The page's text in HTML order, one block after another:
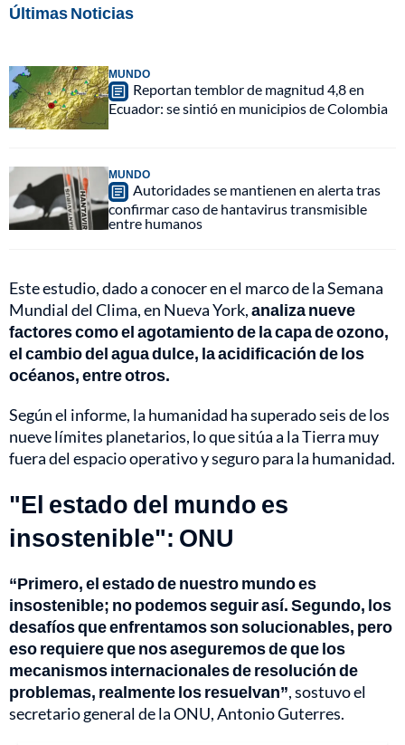
Últimas Noticias
MUNDO
Reportan temblor de magnitud 4,8 en
Ecuador: se sintió en municipios de Colombia
MUNDO
Autoridades se mantienen en alerta tras
confirmar caso de hantavirus transmisible
entre humanos
Este estudio, dado a conocer en el marco de la Semana
Mundial del Clima, en Nueva York,analiza nueve
factores como el agotamiento de la capa de ozono,
el cambio del agua dulce, la acidificación de los
océanos, entre otros.
Según el informe, la humanidad ha superado seis de los
nueve límites planetarios, lo que sitúa a la Tierra muy
fuera del espacio operativo y seguro para la humanidad.
"El estado del mundo es
insostenible": ONU
“Primero, el estado de nuestro mundo es
insostenible; no podemos seguir así. Segundo, los
desafíos que enfrentamos son solucionables, pero
eso requiere que nos aseguremos de que los
mecanismos internacionales de resolución de
problemas, realmente los resuelvan”, sostuvo el
secretario general de la ONU, Antonio Guterres.